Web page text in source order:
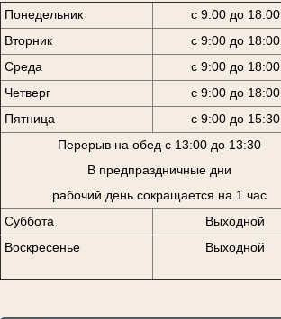
Понедельник
с 9:00 до 18:00
Вторник
с 9:00 до 18:00
Среда
с 9:00 до 18:00
Четверг
с 9:00 до 18:00
Пятница
с 9:00 до 15:30
Перерыв на обед с 13:00 до 13:30
В предпраздничные дни
рабочий день сокращается на 1 час
Суббота
Выходной
Воскресенье
Выходной